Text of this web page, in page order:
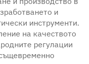
и
инструменти.
на качеството
регулации